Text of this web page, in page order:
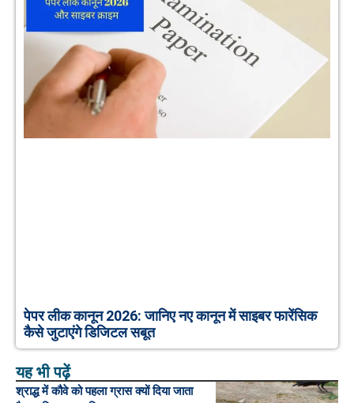
पेपर लीक कानून 2026: जानिए नए कानून में साइबर फारेंसिक
कैसे जुटाएंगे डिजिटल सबूत
यह भी पढ़ें
श्राद्ध में कौवे को पहला ग्रास क्यों दिया जाता